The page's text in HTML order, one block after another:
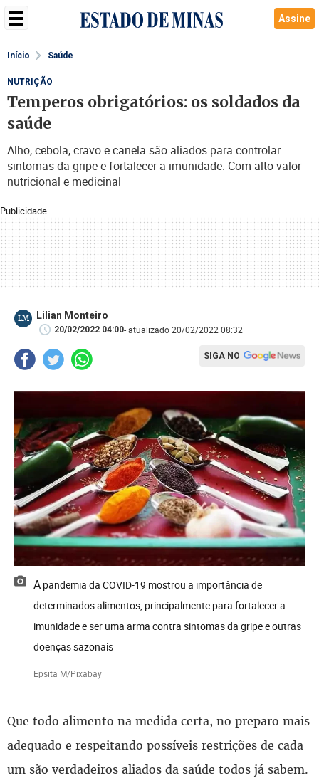
Assine
Início Saúde
Publicidade
NUTRIÇÃO
Temperos obrigatórios: os soldados da
saúde
Alho, cebola, cravo e canela são aliados para controlar
sintomas da gripe e fortalecer a imunidade. Com alto valor
nutricional e medicinal
LM Lilian Monteiro
20/02/2022 04:00- atualizado 20/02/2022 08:32
SIGA NO
A pandemia da COVID-19 mostrou a importância de
determinados alimentos, principalmente para fortalecer a
imunidade e ser uma arma contra sintomas da gripe e outras
doenças sazonais
Epsita M/Pixabay
Que todo alimento na medida certa, no preparo mais
adequado e respeitando possíveis restrições de cada
um são verdadeiros aliados da saúde todos já sabem.